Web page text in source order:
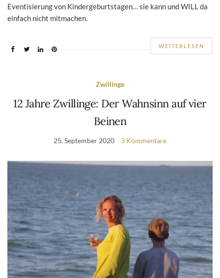
Eventisierung von Kindergeburtstagen… sie kann und WILL da
einfach nicht mitmachen.
WEITERLESEN
Zwillinge
12 Jahre Zwillinge: Der Wahnsinn auf vier
Beinen
25. September 2020 3 Kommentare